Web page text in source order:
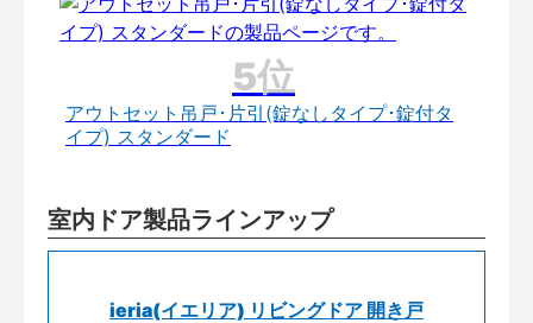
アウトセット吊戸･片引(錠なしタイプ･錠付タ
イプ) スタンダード
室内ドア製品ラインアップ
ieria(イエリア) リビングドア 開き戸